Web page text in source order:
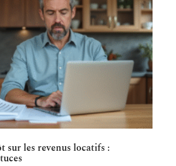
sur les revenus locatifs :